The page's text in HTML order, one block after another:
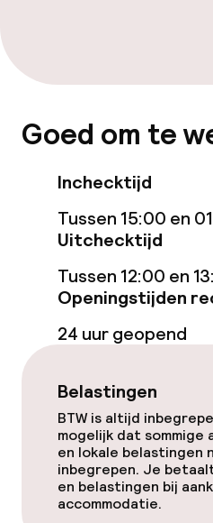
Entertainment
Gratis wifi
Eet- en
Restaurant
Bar
Eet- en drinkdiensten
Ontbijtbuffet
Lunch à la carte
Diner à la carte
Roomservice
Goed om te
Inchecktijd
Tussen 15:00 en
Uitchecktijd
Tussen 12:00 en
Openingstijden
24 uur geopend
Belastingen
BTW is altijd
mogelijk dat sommige
en lokale belastingen
inbegrepen. Je
en belastingen bij
accommodatie.